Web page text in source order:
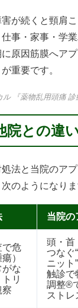
が続くと頸肩
事・家事・学
原因筋膜へア
重要です。
『薬物乱用頭痛 診
院との違
法と当院のア
のようになりま
当院の
で危
）
がな
リ
察
頭・首
つなぐ
ニット
触診で
調整®
ストレ